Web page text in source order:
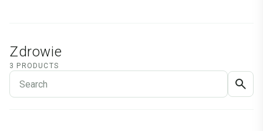
Zdrowie
3 PRODUCTS